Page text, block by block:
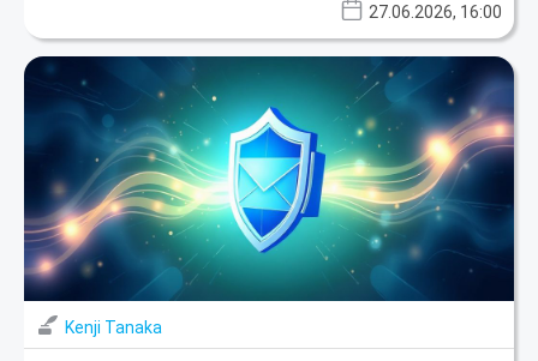
27.06.2026, 16:00
Kenji Tanaka